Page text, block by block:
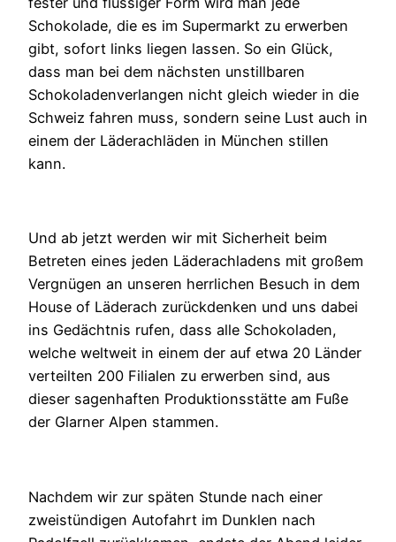
Schokolade, die es im Supermarkt zu erwerben
gibt, sofort links liegen lassen. So ein Glück,
dass man bei dem nächsten unstillbaren
Schokoladenverlangen nicht gleich wieder in die
Schweiz fahren muss, sondern seine Lust auch in
einem der Läderachläden in München stillen
kann.
Und ab jetzt werden wir mit Sicherheit beim
Betreten eines jeden Läderachladens mit großem
Vergnügen an unseren herrlichen Besuch in dem
House of Läderach zurückdenken und uns dabei
ins Gedächtnis rufen, dass alle Schokoladen,
welche weltweit in einem der auf etwa 20 Länder
verteilten 200 Filialen zu erwerben sind, aus
dieser sagenhaften Produktionsstätte am Fuße
der Glarner Alpen stammen.
Nachdem wir zur späten Stunde nach einer
zweistündigen Autofahrt im Dunklen nach